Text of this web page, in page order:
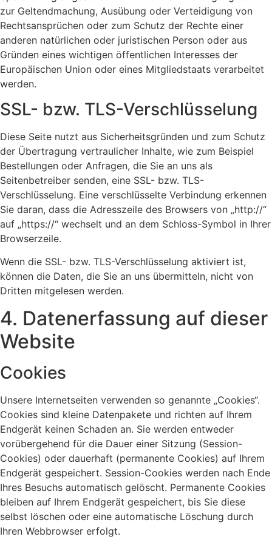
zur Geltendmachung, Ausübung oder Verteidigung von
Rechtsansprüchen oder zum Schutz der Rechte einer
anderen natürlichen oder juristischen Person oder aus
Gründen eines wichtigen öffentlichen Interesses der
Europäischen Union oder eines Mitgliedstaats verarbeitet
werden.
SSL- bzw. TLS-Verschlüsselung
Diese Seite nutzt aus Sicherheitsgründen und zum Schutz
der Übertragung vertraulicher Inhalte, wie zum Beispiel
Bestellungen oder Anfragen, die Sie an uns als
Seitenbetreiber senden, eine SSL- bzw. TLS-
Verschlüsselung. Eine verschlüsselte Verbindung erkennen
Sie daran, dass die Adresszeile des Browsers von „http://“
auf „https://“ wechselt und an dem Schloss-Symbol in Ihrer
Browserzeile.
Wenn die SSL- bzw. TLS-Verschlüsselung aktiviert ist,
können die Daten, die Sie an uns übermitteln, nicht von
Dritten mitgelesen werden.
4. Datenerfassung auf dieser
Website
Cookies
Unsere Internetseiten verwenden so genannte „Cookies“.
Cookies sind kleine Datenpakete und richten auf Ihrem
Endgerät keinen Schaden an. Sie werden entweder
vorübergehend für die Dauer einer Sitzung (Session-
Cookies) oder dauerhaft (permanente Cookies) auf Ihrem
Endgerät gespeichert. Session-Cookies werden nach Ende
Ihres Besuchs automatisch gelöscht. Permanente Cookies
bleiben auf Ihrem Endgerät gespeichert, bis Sie diese
selbst löschen oder eine automatische Löschung durch
Ihren Webbrowser erfolgt.